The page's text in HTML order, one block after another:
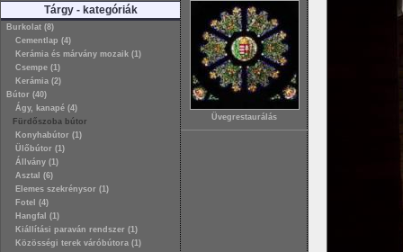
Tárgy - kategóriák
Burkolat (8)
Cementlap (4)
Kerámia és márvány mozaik (1)
Csempe (1)
Kerámia (2)
Bútor (40)
Ágy, kanapé (4)
Fürdőszoba bútor
Konyhabútor (1)
Ülőbútor (1)
Állvány (1)
Asztal (6)
Elemes szekrénysor (1)
Fotel (4)
Hangfal (1)
Kiállítási paraván rendszer (1)
Közösségi terek váróbútora (1)
Üvegrestaurálás